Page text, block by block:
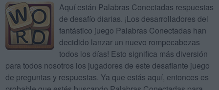
Aquí están Palabras Conectadas respuestas
de desafío diarias. ¡Los desarrolladores del
fantástico juego Palabras Conectadas han
decidido lanzar un nuevo rompecabezas
todos los días! Esto significa más diversión
para todos nosotros los jugadores de este desafiante juego
de preguntas y respuestas. Ya que estás aquí, entonces es